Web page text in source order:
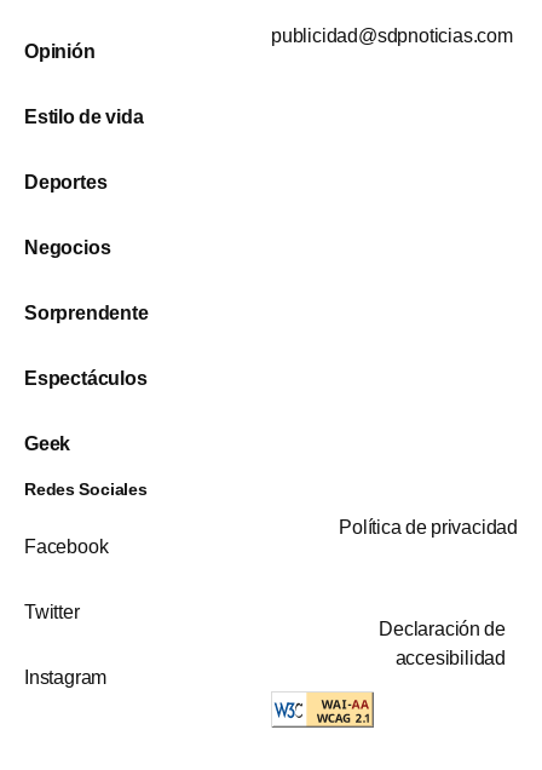
Opinión
Estilo de vida
Deportes
Negocios
Sorprendente
Espectáculos
Geek
publicidad@sdpnoticias.com
Redes Sociales
Facebook
Twitter
Instagram
Política de privacidad
Declaración de
accesibilidad